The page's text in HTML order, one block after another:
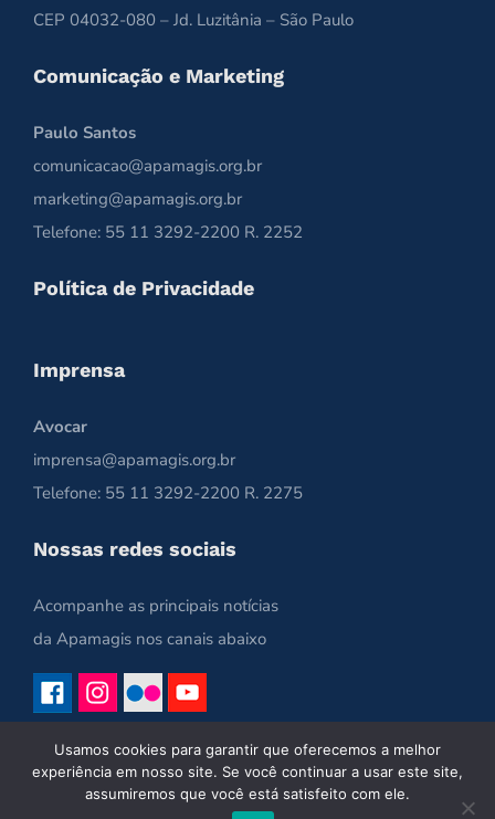
CEP 04032-080 – Jd. Luzitânia – São Paulo
Comunicação e Marketing
Paulo Santos
comunicacao@apamagis.org.br
marketing@apamagis.org.br
Telefone: 55 11 3292-2200 R. 2252
Política de Privacidade
Imprensa
Avocar
imprensa@apamagis.org.br
Telefone: 55 11 3292-2200 R. 2275
Nossas redes sociais
Acompanhe as principais notícias
da Apamagis nos canais abaixo
Usamos cookies para garantir que oferecemos a melhor
experiência em nosso site. Se você continuar a usar este site,
assumiremos que você está satisfeito com ele.